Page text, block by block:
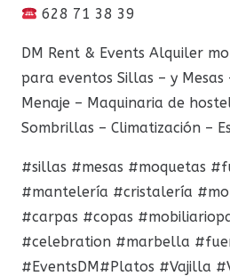
628 71 38 39
DM Rent & Events Alquiler
para eventos Sillas – y
Menaje – Maquinaria de
Sombrillas – Climatización –
#sillas #mesas #moquetas
#mantelería #cristalería
#carpas #copas
#celebration #marbella
#EventsDM#Platos #Vajilla